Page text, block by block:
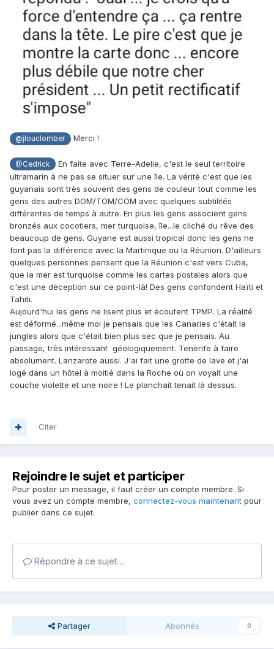
@jlouclomber Merci !
@Cedrick
En faite avec Terre-Adelie, c'est le seul territoire
ultramarin à ne pas se situer sur une île. La vérité c'est que les
guyanais sont très souvent des gens de couleur tout comme les
gens des autres DOM/TOM/COM avec quelques subtilités
différentes de temps à autre. En plus les gens associent gens
bronzés aux cocotiers, mer turquoise, île...le cliché du rêve des
beaucoup de gens. Guyane est aussi tropical donc les gens ne
font pas la différence avec la Martinique ou la Réunion. D'ailleurs
quelques personnes pensent que la Réunion c'est vers Cuba,
que la mer est turquoise comme les cartes postales alors que
c'est une déception sur ce point-là! Des gens confondent Haïti et
Tahiti.
Aujourd'hui les gens ne lisent plus et écoutent TPMP. La réalité
est déformé...même moi je pensais que les Canaries c'était la
jungles alors que c'était bien plus sec que je pensais. Au
passage, très intéressant géologiquement. Tenerife à faire
absolument. Lanzarote aussi. J'ai fait une grotte de lave et j'ai
logé dans un hôtel à moitié dans la Roche où on voyait une
couche violette et une noire ! Le planchait tenait là dessus.
Citer
Rejoindre le sujet et participer
Pour poster un message, il faut créer un compte membre. Si
vous avez un compte membre, connectez-vous maintenant pour
publier dans ce sujet.
Répondre à ce sujet…
Partager Abonnés 0